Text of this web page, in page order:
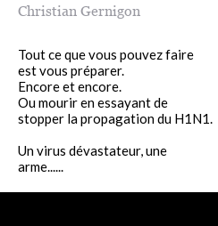
Christian Gernigon
Tout ce que vous pouvez faire
est vous préparer.
Encore et encore.
Ou mourir en essayant de
stopper la propagation du H1N1.
Un virus dévastateur, une
arme......